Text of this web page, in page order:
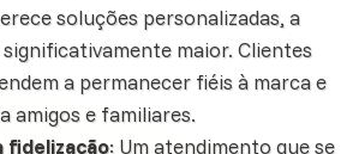
soluções personalizadas, a
maior. Clientes
a permanecer fiéis à marca e
amigos e familiares.
fidelização: Um atendimento que se